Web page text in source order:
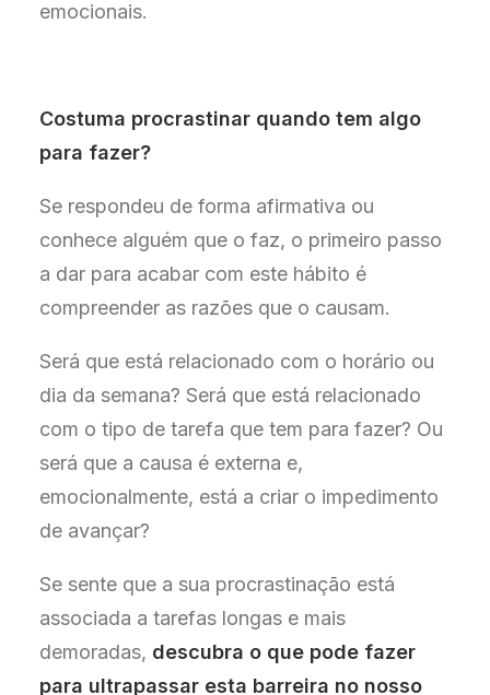
emocionais.
Costuma procrastinar quando tem algo
para fazer?
Se respondeu de forma afirmativa ou
conhece alguém que o faz, o primeiro passo
a dar para acabar com este hábito é
compreender as razões que o causam.
Será que está relacionado com o horário ou
dia da semana? Será que está relacionado
com o tipo de tarefa que tem para fazer? Ou
será que a causa é externa e,
emocionalmente, está a criar o impedimento
de avançar?
Se sente que a sua procrastinação está
associada a tarefas longas e mais
demoradas, descubra o que pode fazer
para ultrapassar esta barreira no nosso